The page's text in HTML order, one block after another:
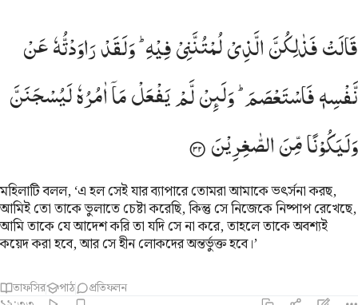
قالت فذالكن الذي لمتنني فيه ولقد راودته عن نفسه فاستعصم ولين
قَالَتْ فَذَٰلِكُنَّ ٱلَّذِى لُمْتُنَّنِى فِيهِ ۖ وَلَقَدْ رَٰوَدتُّهُۥ عَن
قَالَتْفَذٰلِكُنَّالَّذِیْلُمْتُنَّنِیْفِیْهِ ؕ وَلَقَدْرَاوَدْتُّهٗعَنْ
نَّفْسِهٖفَاسْتَعْصَمَ ؕ وَلَىِٕنْلَّمْیَفْعَلْمَاۤاٰمُرُهٗلَیُسْجَنَنَّ
وَلَیَكُوْنًامِّنَالصّٰغِرِیْنَ
মহিলাটি বলল, ‘এ হল সেই যার ব্যাপারে তোমরা আমাকে ভৎর্সনা করছ,
আমিই তো তাকে ভুলাতে চেষ্টা করেছি, কিন্তু সে নিজেকে নিষ্পাপ রেখেছে,
আমি তাকে যে আদেশ করি তা যদি সে না করে, তাহলে তাকে অবশ্যই
কয়েদ করা হবে, আর সে হীন লোকদের অন্তর্ভুক্ত হবে।’
তাফসির পাঠ প্রতিফলন